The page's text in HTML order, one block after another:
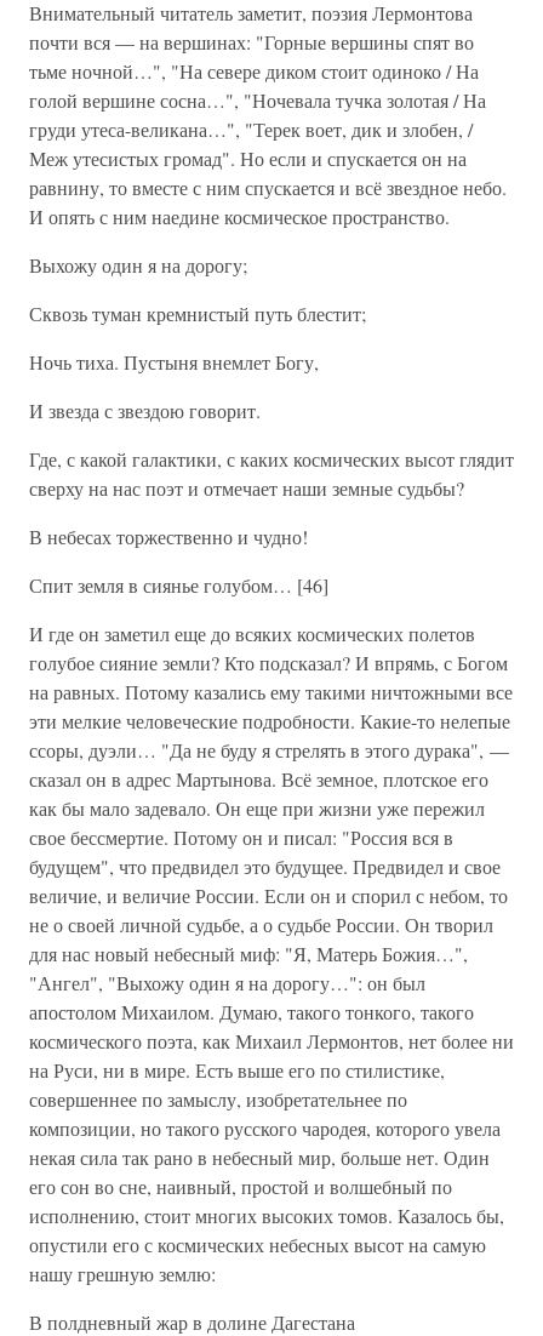
Внимательный читатель заметит, поэзия Лермонтова
почти вся — на вершинах: "Горные вершины спят во
тьме ночной…", "На севере диком стоит одиноко / На
голой вершине сосна…", "Ночевала тучка золотая / На
груди утеса-великана…", "Терек воет, дик и злобен, /
Меж утесистых громад". Но если и спускается он на
равнину, то вместе с ним спускается и всё звездное небо.
И опять с ним наедине космическое пространство.
Выхожу один я на дорогу;
Сквозь туман кремнистый путь блестит;
Ночь тиха. Пустыня внемлет Богу,
И звезда с звездою говорит.
Где, с какой галактики, с каких космических высот глядит
сверху на нас поэт и отмечает наши земные судьбы?
В небесах торжественно и чудно!
Спит земля в сиянье голубом… [46]
И где он заметил еще до всяких космических полетов
голубое сияние земли? Кто подсказал? И впрямь, с Богом
на равных. Потому казались ему такими ничтожными все
эти мелкие человеческие подробности. Какие-то нелепые
ссоры, дуэли… "Да не буду я стрелять в этого дурака", —
сказал он в адрес Мартынова. Всё земное, плотское его
как бы мало задевало. Он еще при жизни уже пережил
свое бессмертие. Потому он и писал: "Россия вся в
будущем", что предвидел это будущее. Предвидел и свое
величие, и величие России. Если он и спорил с небом, то
не о своей личной судьбе, а о судьбе России. Он творил
для нас новый небесный миф: "Я, Матерь Божия…",
"Ангел", "Выхожу один я на дорогу…": он был
апостолом Михаилом. Думаю, такого тонкого, такого
космического поэта, как Михаил Лермонтов, нет более ни
на Руси, ни в мире. Есть выше его по стилистике,
совершеннее по замыслу, изобретательнее по
композиции, но такого русского чародея, которого увела
некая сила так рано в небесный мир, больше нет. Один
его сон во сне, наивный, простой и волшебный по
исполнению, стоит многих высоких томов. Казалось бы,
опустили его с космических небесных высот на самую
нашу грешную землю:
В полдневный жар в долине Дагестана